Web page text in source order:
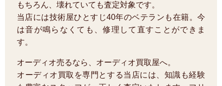
もちろん、壊れていても査定対象です。
当店には技術屋ひとすじ40年のベテランも在籍。今
は音が鳴らなくても、修理して直すことができま
す。
オーディオ売るなら、オーディオ買取屋へ。
オーディオ買取を専門とする当店には、知識も経験